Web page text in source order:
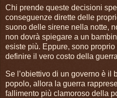
Chi prende queste decisioni
conseguenze dirette delle
suono delle sirene nella notte,
non dovrà spiegare a un
esiste più. Eppure, sono
definire il vero costo della
Se l’obiettivo di un governo è il
popolo, allora la guerra
fallimento più clamoroso della